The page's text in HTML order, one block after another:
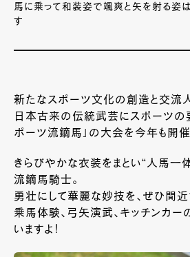
馬に乗って和装姿で颯爽と矢を射る姿は
す
新たなスポーツ文化の創造と交流
日本古来の伝統武芸にスポーツの
ポーツ流鏑馬」の大会を今年も開催
きらびやかな衣装をまとい“人馬一
流鏑馬騎士。
勇壮にして華麗な妙技を、ぜひ間近
乗馬体験、弓矢演武、キッチンカー
いますよ！